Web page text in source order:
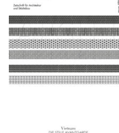
ARCH+ Nr. 226, Herbst
2016